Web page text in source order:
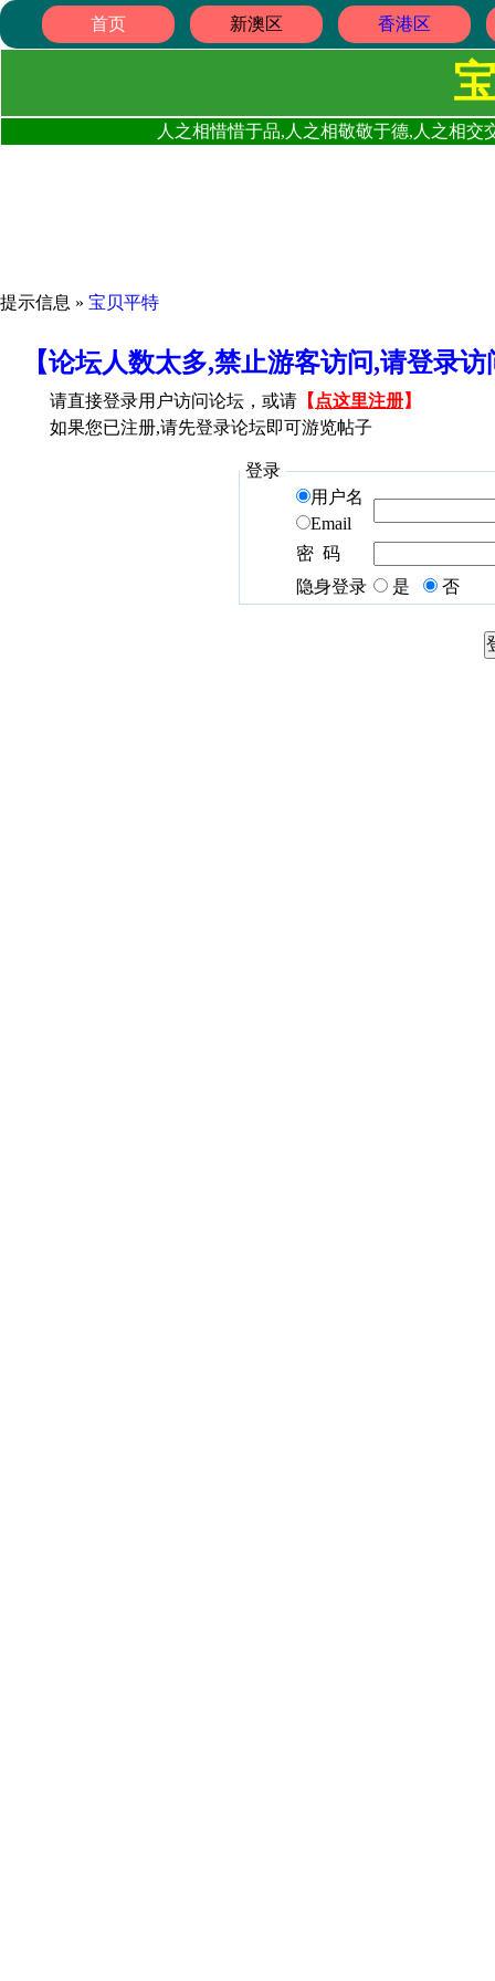
首页 新澳区 香港区
人之相惜惜于品,人之相敬敬于德,人之相
提示信息 » 宝贝平特
【论坛人数太多,禁止游客访问,请登录
请直接登录用户访问论坛，或请 【 点这里注册】
如果您已注册,请先登录论坛即可游览帖子
登录
用户名
Email
密 码
隐身登录
是 否